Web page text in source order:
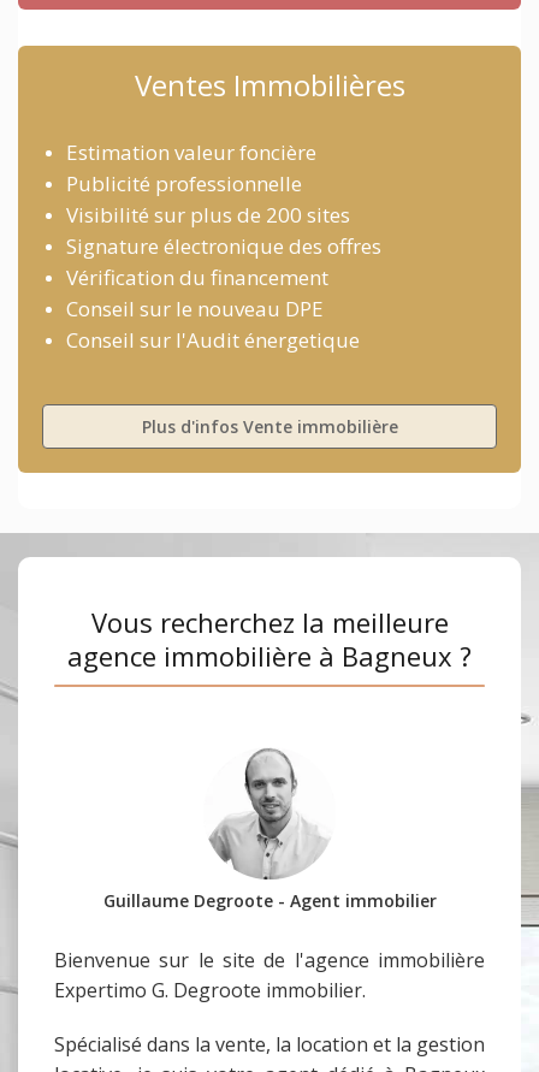
Ventes Immobilières
Estimation valeur foncière
Publicité professionnelle
Visibilité sur plus de 200 sites
Signature électronique des offres
Vérification du financement
Conseil sur le nouveau DPE
Conseil sur l'Audit énergetique
Plus d'infos Vente immobilière
Vous recherchez la meilleure
agence immobilière à Bagneux ?
Guillaume Degroote - Agent immobilier
Bienvenue sur le site de l'agence immobilière
Expertimo G. Degroote immobilier.
Spécialisé dans la vente, la location et la gestion